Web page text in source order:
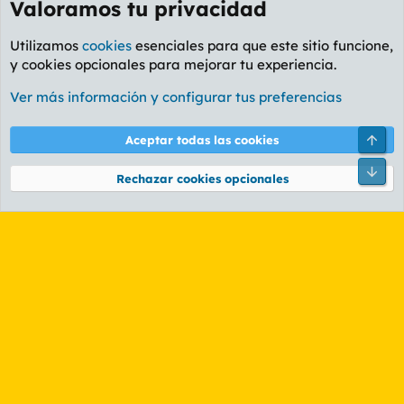
Foro General
Cookies
PL OLDSTYLE AMARILLO
Términos y reglas Política de privacidad Ayuda
Community platform by XenForo® © 2010-2026 XenForo Ltd.
Valoramos tu privacidad
Utilizamos cookies esenciales para que este sitio funcione,
y cookies opcionales para mejorar tu experiencia.
Ver más información y configurar tus preferencias
Aceptar todas las cookies
Rechazar cookies opcionales
Pie